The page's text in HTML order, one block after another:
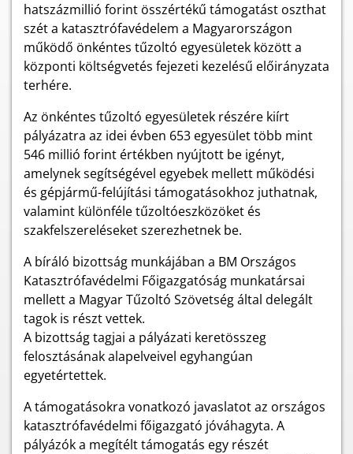
hatszázmillió forint összértékű támogatást oszthat
szét a katasztrófavédelem a Magyarországon
működő önkéntes tűzoltó egyesületek között a
központi költségvetés fejezeti kezelésű előirányzata
terhére.
Az önkéntes tűzoltó egyesületek részére kiírt
pályázatra az idei évben 653 egyesület több mint
546 millió forint értékben nyújtott be igényt,
amelynek segítségével egyebek mellett működési
és gépjármű-felújítási támogatásokhoz juthatnak,
valamint különféle tűzoltóeszközöket és
szakfelszereléseket szerezhetnek be.
A bíráló bizottság munkájában a BM Országos
Katasztrófavédelmi Főigazgatóság munkatársai
mellett a Magyar Tűzoltó Szövetség által delegált
tagok is részt vettek.
A bizottság tagjai a pályázati keretösszeg
felosztásának alapelveivel egyhangúan
egyetértettek.
A támogatásokra vonatkozó javaslatot az országos
katasztrófavédelmi főigazgató jóváhagyta. A
pályázók a megítélt támogatás egy részét